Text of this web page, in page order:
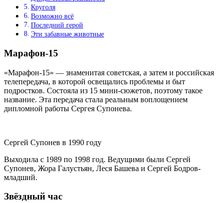
Круголя
Возможно всё
Последний герой
Эти забавные животные
Марафон-15
«Марафон-15» — знаменитая советская, а затем и российская
телепередача, в которой освещались проблемы и быт
подростков. Состояла из 15 мини-сюжетов, поэтому такое
название. Эта передача стала реальным воплощением
дипломной работы Сергея Супонева.
Сергей Супонев в 1990 году
Выходила с 1989 по 1998 год. Ведущими были Сергей
Супонев, Жора Галустьян, Леся Башева и Сергей Бодров-
младший.
Звёздный час